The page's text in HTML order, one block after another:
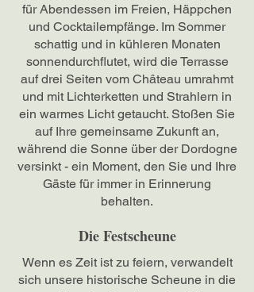
für Abendessen im Freien, Häppchen
und Cocktailempfänge. Im Sommer
schattig und in kühleren Monaten
sonnendurchflutet, wird die Terrasse
auf drei Seiten vom Château umrahmt
und mit Lichterketten und Strahlern in
ein warmes Licht getaucht. Stoßen Sie
auf Ihre gemeinsame Zukunft an,
während die Sonne über der Dordogne
versinkt - ein Moment, den Sie und Ihre
Gäste für immer in Erinnerung
behalten.
Die Festscheune
Wenn es Zeit ist zu feiern, verwandelt
sich unsere historische Scheune in die